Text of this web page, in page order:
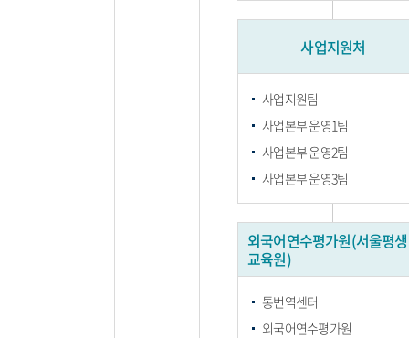
사업지원처
사업지원팀
사업본부 운영1팀
사업본부 운영2팀
사업본부 운영3팀
외국어연수평가원(서울평생
교육원)
통번역센터
외국어연수평가원